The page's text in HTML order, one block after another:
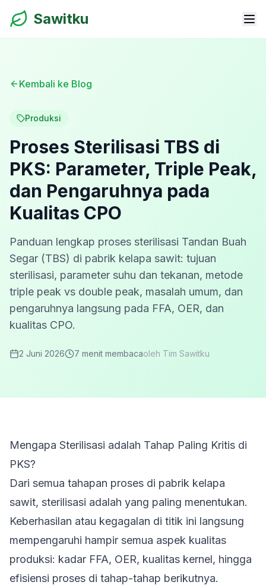
Sawitku
Kembali ke Blog
Produksi
Proses Sterilisasi TBS di
PKS: Parameter, Triple Peak,
dan Pengaruhnya pada
Kualitas CPO
Panduan lengkap proses sterilisasi Tandan Buah
Segar (TBS) di pabrik kelapa sawit: tujuan
sterilisasi, parameter suhu dan tekanan, metode
triple peak vs double peak, masalah umum, dan
pengaruhnya langsung pada FFA, OER, dan
kualitas CPO.
2 Juni 2026 7 menit membacaoleh Tim Sawitku
Mengapa Sterilisasi adalah Tahap Paling Kritis di
PKS?
Dari semua tahapan proses di pabrik kelapa
sawit, sterilisasi adalah yang paling menentukan.
Keberhasilan atau kegagalan di titik ini langsung
mempengaruhi hampir semua aspek kualitas
produksi: kadar FFA, OER, kualitas kernel, hingga
efisiensi proses di tahap-tahap berikutnya.